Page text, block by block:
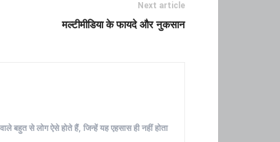
Next article
मल्टीमीडिया के फायदे और नुकसान
बहुत से लोग ऐसे होते हैं, जिन्हें यह एहसास ही नहीं होता